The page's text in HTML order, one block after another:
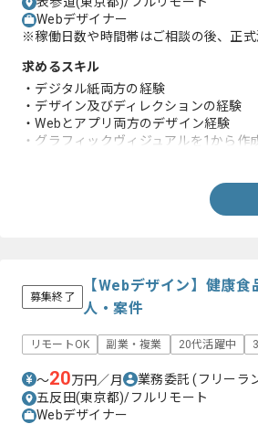
Webデザイナー
※稼働日数や時間帯はご相談の後、正式
求めるスキル
・デジタル紙両方の経験
・デザイン及びディレクションの経験
・Webとアプリ両方のデザイン経験
・グラフィックヴィジュアルを1から作
募集終了
【Webデザイン】健康食
人・案件
リモートOK 副業・複業 20代活躍中
〜20万円／月 業務委託(フリーラ
五反田(東京都)/フルリモート
Webデザイナー